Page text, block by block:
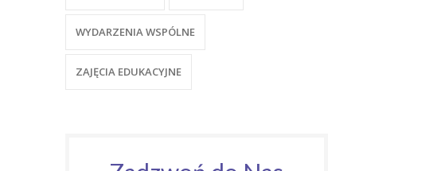
WYDARZENIA WSPÓLNE
ZAJĘCIA EDUKACYJNE